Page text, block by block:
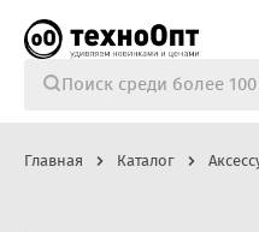
Главная Каталог